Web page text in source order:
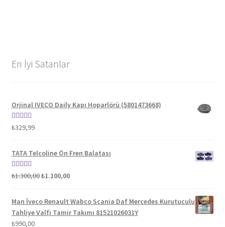
En İyi Satanlar
Orjinal IVECO Daily Kapı Hoparlörü (5801473668)
5 üzerinden
₺329,99
TATA Telcoline Ön Fren Balatası
5 üzerinden
₺1.300,00Orijinal
₺1.300,00.
₺1.100,00Şu
fiyat:
₺1.100,00.
Man İveco Renault Wabco Scania Daf Mercedes Kurutuculu
Tahliye Valfi Tamir Takımı 81521026031Y
₺990,00